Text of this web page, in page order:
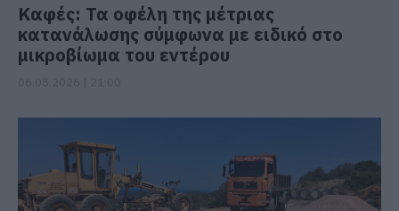
Καφές: Τα οφέλη της μέτριας
κατανάλωσης σύμφωνα με ειδικό στο
μικροβίωμα του εντέρου